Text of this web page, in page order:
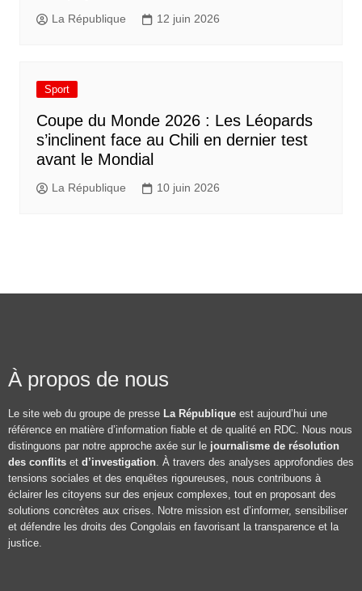
La République 12 juin 2026
Sport
Coupe du Monde 2026 : Les Léopards
s’inclinent face au Chili en dernier test
avant le Mondial
La République 10 juin 2026
À propos de nous
Le site web du groupe de presse La République est aujourd’hui une
référence en matière d’information fiable et de qualité en RDC. Nous nous
distinguons par notre approche axée sur le journalisme de résolution
des conflits et d’investigation . À travers des analyses approfondies des
tensions sociales et des enquêtes rigoureuses, nous contribuons à
éclairer les citoyens sur des enjeux complexes, tout en proposant des
solutions concrètes aux crises. Notre mission est d’informer, sensibiliser
et défendre les droits des Congolais en favorisant la transparence et la
justice.